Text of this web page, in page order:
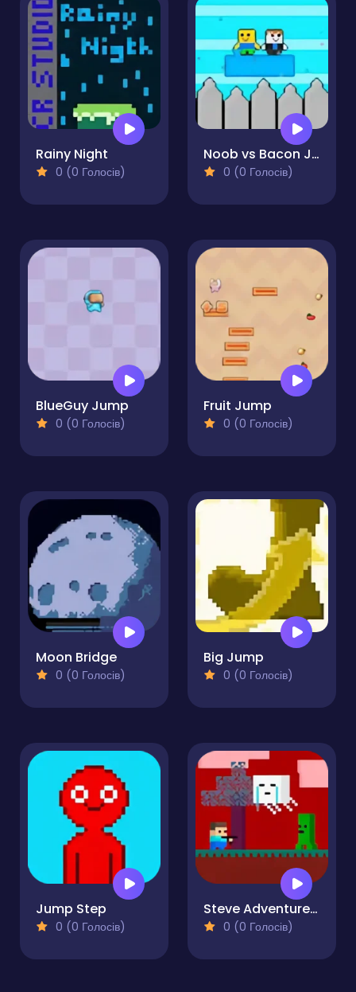
Rainy Night
0 (0 Голосів)
Noob vs Bacon Jumping
0 (0 Голосів)
BlueGuy Jump
0 (0 Голосів)
Fruit Jump
0 (0 Голосів)
Moon Bridge
0 (0 Голосів)
Big Jump
0 (0 Голосів)
Jump Step
0 (0 Голосів)
Steve AdventureCraft Nether
0 (0 Голосів)